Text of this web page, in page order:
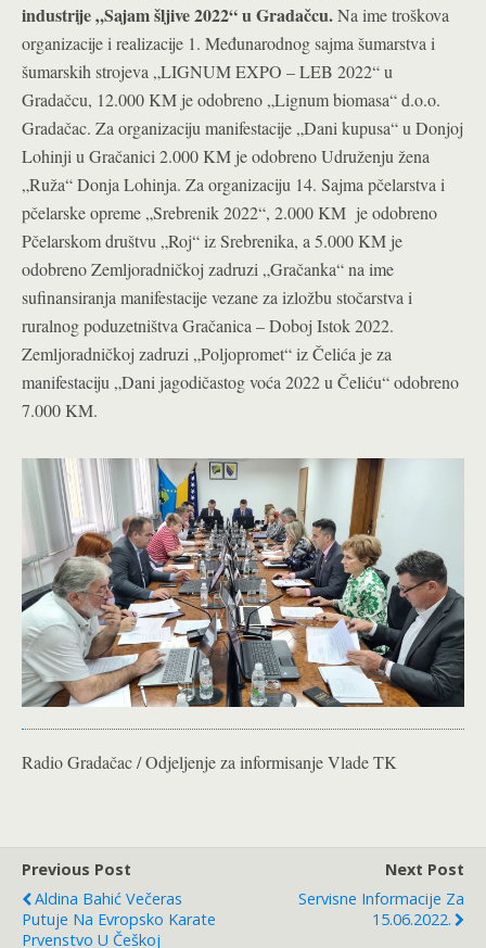
industrije „Sajam šljive 2022“ u Gradačcu.Na ime troškova
organizacije i realizacije 1. Međunarodnog sajma šumarstva i
šumarskih strojeva „LIGNUM EXPO – LEB 2022“ u
Gradačcu, 12.000 KM je odobreno „Lignum biomasa“ d.o.o.
Gradačac. Za organizaciju manifestacije „Dani kupusa“ u Donjoj
Lohinji u Gračanici 2.000 KM je odobreno Udruženju žena
„Ruža“ Donja Lohinja. Za organizaciju 14. Sajma pčelarstva i
pčelarske opreme „Srebrenik 2022“, 2.000 KM je odobreno
Pčelarskom društvu „Roj“ iz Srebrenika, a 5.000 KM je
odobreno Zemljoradničkoj zadruzi „Gračanka“ na ime
sufinansiranja manifestacije vezane za izložbu stočarstva i
ruralnog poduzetništva Gračanica – Doboj Istok 2022.
Zemljoradničkoj zadruzi „Poljopromet“ iz Čelića je za
manifestaciju „Dani jagodičastog voća 2022 u Čeliću“ odobreno
7.000 KM.
Radio Gradačac / Odjeljenje za informisanje Vlade TK
Previous Post
Aldina Bahić Večeras
Putuje Na Evropsko Karate
Prvenstvo U Češkoj
Next Post
Servisne Informacije Za
15.06.2022.